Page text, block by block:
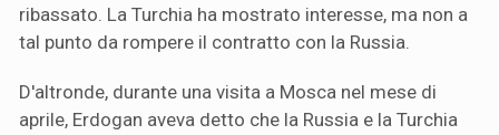
ribassato. La Turchia ha mostrato interesse, ma non a
tal punto da rompere il contratto con la Russia.
D'altronde, durante una visita a Mosca nel mese di
aprile, Erdogan aveva detto che la Russia e la Turchia